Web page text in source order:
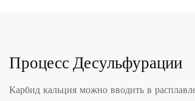
Процесс Десульфурации
Карбид кальция можно вводить в